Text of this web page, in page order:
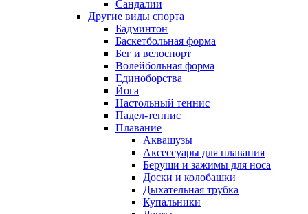
Сандалии
Другие виды спорта
Бадминтон
Баскетбольная форма
Бег и велоспорт
Волейбольная форма
Единоборства
Йога
Настольный теннис
Падел-теннис
Плавание
Аквашузы
Аксессуары для плавания
Беруши и зажимы для носа
Доски и колобашки
Дыхательная трубка
Купальники